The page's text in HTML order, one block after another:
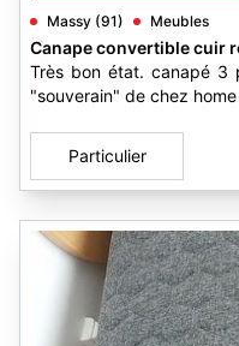
Massy (91) Meubles
Canape convertible cuir
Très bon état. canapé 3
"souverain" de chez
Particulier